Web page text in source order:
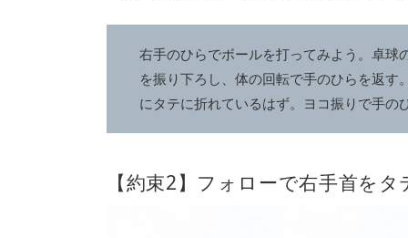
右手のひらでボールを打ってみよう。卓球
を振り下ろし、体の回転で手のひらを返
にタテに折れているはず。ヨコ振りで手
【約束2】フォローで右手首を